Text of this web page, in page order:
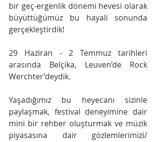
bir geç-ergenlik dönemi hevesi olarak
büyüttüğümüz bu hayali sonunda
gerçekleştirdik!
29 Haziran - 2 Temmuz tarihleri
arasında Belçika, Leuven’de Rock
Werchter’deydik.
Yaşadığımız bu heyecanı sizinle
paylaşmak, festival deneyimine dair
mini bir rehber oluşturmak ve müzik
piyasasına dair gözlemlerimizi/